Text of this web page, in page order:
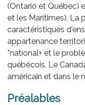
(Ontario et Québec)
et les Maritimes). La
caractéristiques
appartenance
*national+ et le
québécois. Le
américain et dans le
Préalables